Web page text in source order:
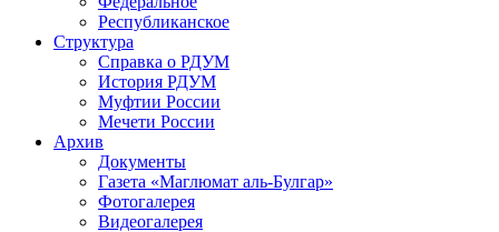
Республиканское
Структура
Справка о РДУМ
История РДУМ
Муфтии России
Мечети России
Архив
Документы
Газета «Маглюмат аль-Булгар»
Фотогалерея
Видеогалерея